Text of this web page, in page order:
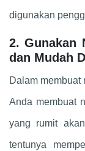
digunakan
2. Gunakan
dan Mudah
Dalam membuat
Anda membuat
yang rumit
tentunya